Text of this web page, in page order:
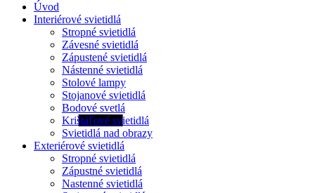
Úvod
Interiérové svietidlá
Stropné svietidlá
Závesné svietidlá
Zápustené svietidlá
Nástenné svietidlá
Stolové lampy
Stojanové svietidlá
Bodové svetlá
Krištáľové svietidlá
Svietidlá nad obrazy
Exteriérové svietidlá
Stropné svietidlá
Zápustné svietidlá
Nastenné svietidlá